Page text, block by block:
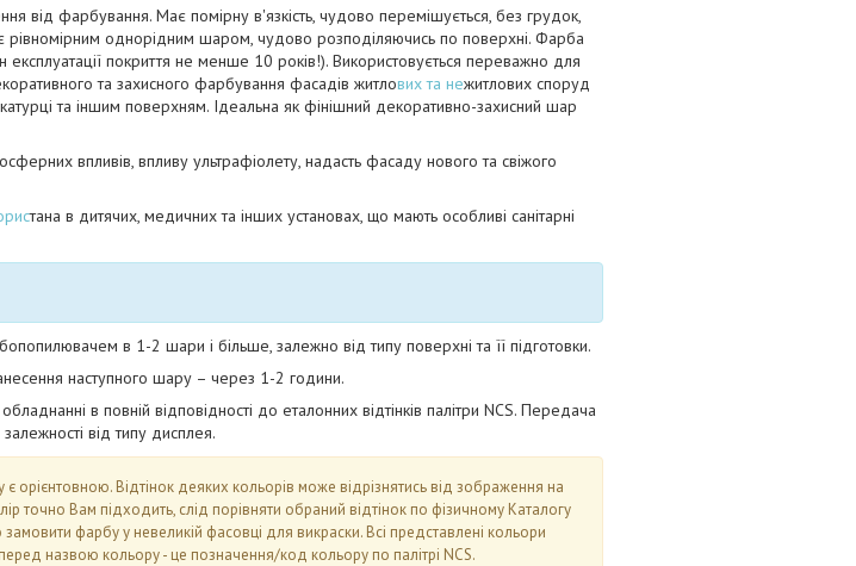
від фарбування. Має помірну в'язкість, чудово перемішується, без грудок,
рівномірним однорідним шаром, чудово розподіляючись по поверхні. Фарба
експлуатації покриття не менше 10 років!). Використовується переважно для
та захисного фарбування фасадів житлових та нежитлових споруд
та іншим поверхням. Ідеальна як фінішний декоративно-захисний шар
впливів, впливу ультрафіолету, надасть фасаду нового та свіжого
тана в дитячих, медичних та інших установах, що мають особливі санітарні
в 1-2 шари і більше, залежно від типу поверхні та її підготовки.
наступного шару – через 1-2 години.
в повній відповідності до еталонних відтінків палітри NCS. Передача
від типу дисплея.
є орієнтовною. Відтінок деяких кольорів може відрізнятись від зображення на
точно Вам підходить, слід порівняти обраний відтінок по фізичному Каталогу
фарбу у невеликій фасовці для викраски. Всі представлені кольори
назвою кольору - це позначення/код кольору по палітрі NCS.